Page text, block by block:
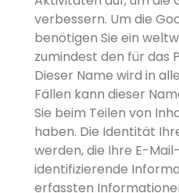
verbessern. Um die
benötigen Sie ein
zumindest den für das
Dieser Name wird in
Fällen kann dieser
Sie beim Teilen von
haben. Die Identität
werden, die Ihre E-
identifizierende
erfassten